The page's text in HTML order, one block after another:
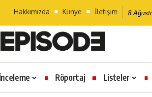
Hakkımızda Künye İletişim 8
Röportaj Listeler